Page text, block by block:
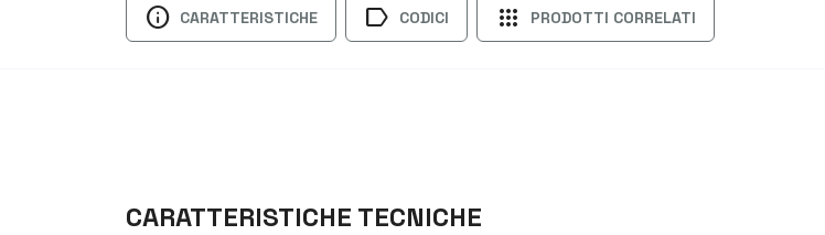
info CARATTERISTICHE label CODICI apps PRODOTTI CORRELATI
CARATTERISTICHE TECNICHE